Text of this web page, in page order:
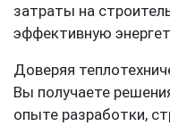
затраты на
эффективную
Доверяя
Вы получаете
опыте разработки,